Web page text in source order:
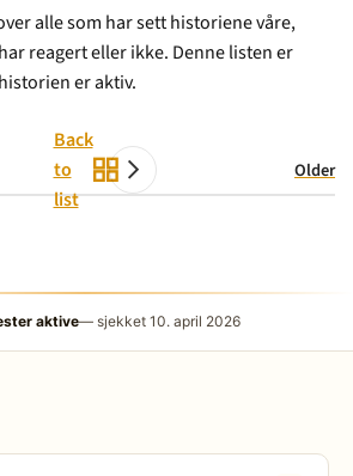
alle som har sett historiene våre,
reagert eller ikke. Denne listen er
er aktiv.
Back
to
list
Older
aktive— sjekket 10. april 2026